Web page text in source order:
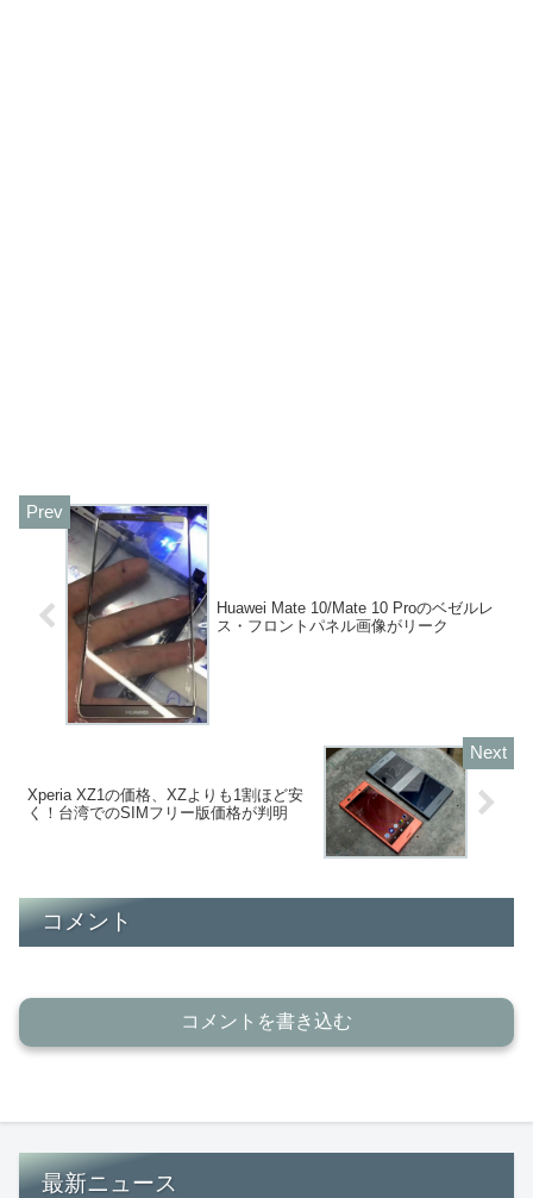
Huawei Mate 10/Mate 10 Proのベゼルレ
ス・フロントパネル画像がリーク
Xperia XZ1の価格、XZよりも1割ほど安
く！台湾でのSIMフリー版価格が判明
コメント
コメントを書き込む
最新ニュース